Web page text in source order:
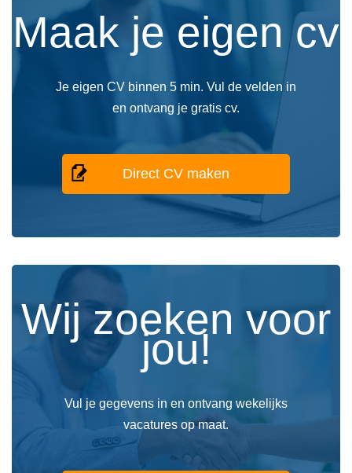
Maak je eigen cv
Je eigen CV binnen 5 min. Vul de velden in
en ontvang je gratis cv.
Direct CV maken
Wij zoeken voor
jou!
Vul je gegevens in en ontvang wekelijks
vacatures op maat.